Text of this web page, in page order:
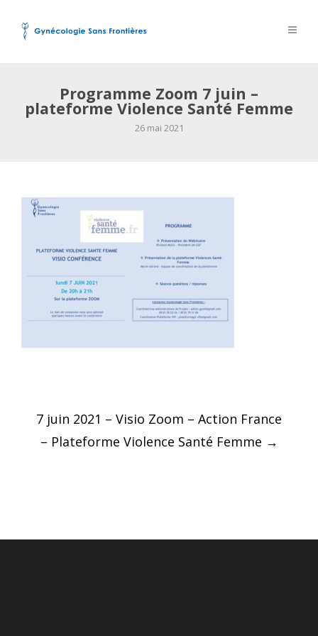
Programme Zoom 7 juin –
plateforme Violence Santé Femme
26 mai 2021
Post
navigation
7 juin 2021 – Visio Zoom – Action France
– Plateforme Violence Santé Femme →